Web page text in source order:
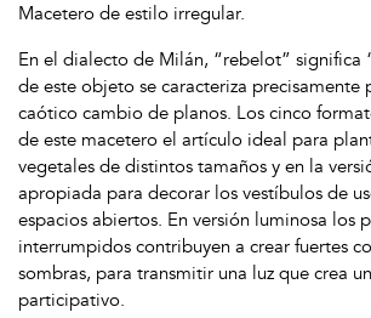
Macetero de estilo irregular.
En el dialecto de Milán, “rebelot” significa
de este objeto se caracteriza precisamente
caótico cambio de planos. Los cinco
de este macetero el artículo ideal para
vegetales de distintos tamaños y en la
apropiada para decorar los vestíbulos de
espacios abiertos. En versión luminosa los
interrumpidos contribuyen a crear fuertes
sombras, para transmitir una luz que crea
participativo.